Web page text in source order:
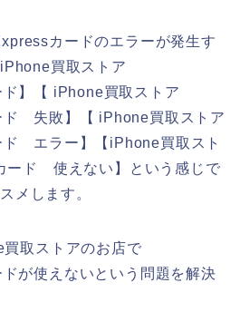
カードのエラーが発生す
買取ストア
】【 iPhone買取ストア
失敗】【 iPhone買取ストア
エラー】【iPhone買取スト
ード 使えない】という感じで
メします。
取ストアのお店で
が使えないという問題を解決